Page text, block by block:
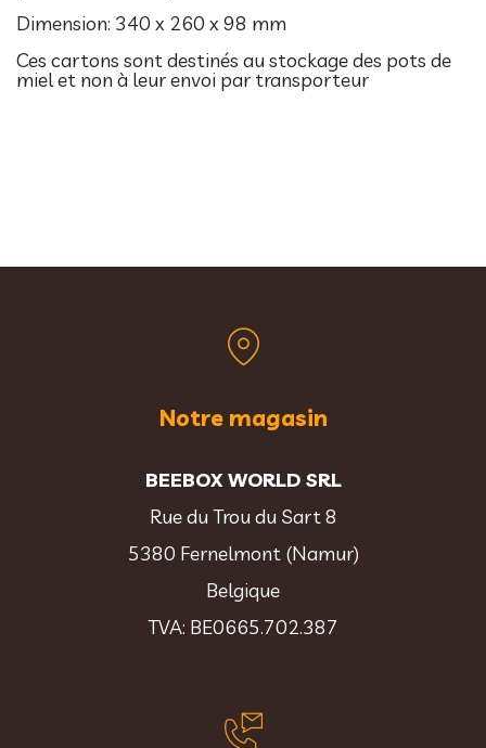
Dimension: 340 x 260 x 98 mm
Ces cartons sont destinés au stockage des pots de
miel et non à leur envoi par transporteur
Notre magasin
BEEBOX WORLD SRL
Rue du Trou du Sart 8
5380 Fernelmont (Namur)
Belgique
TVA: BE0665.702.387